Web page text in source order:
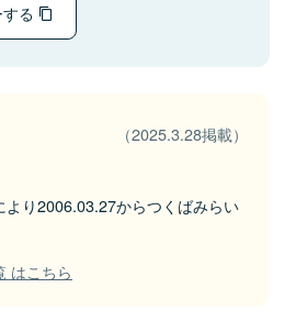
る
（2025.3.28掲載）
より2006.03.27からつくばみらい
はこちら